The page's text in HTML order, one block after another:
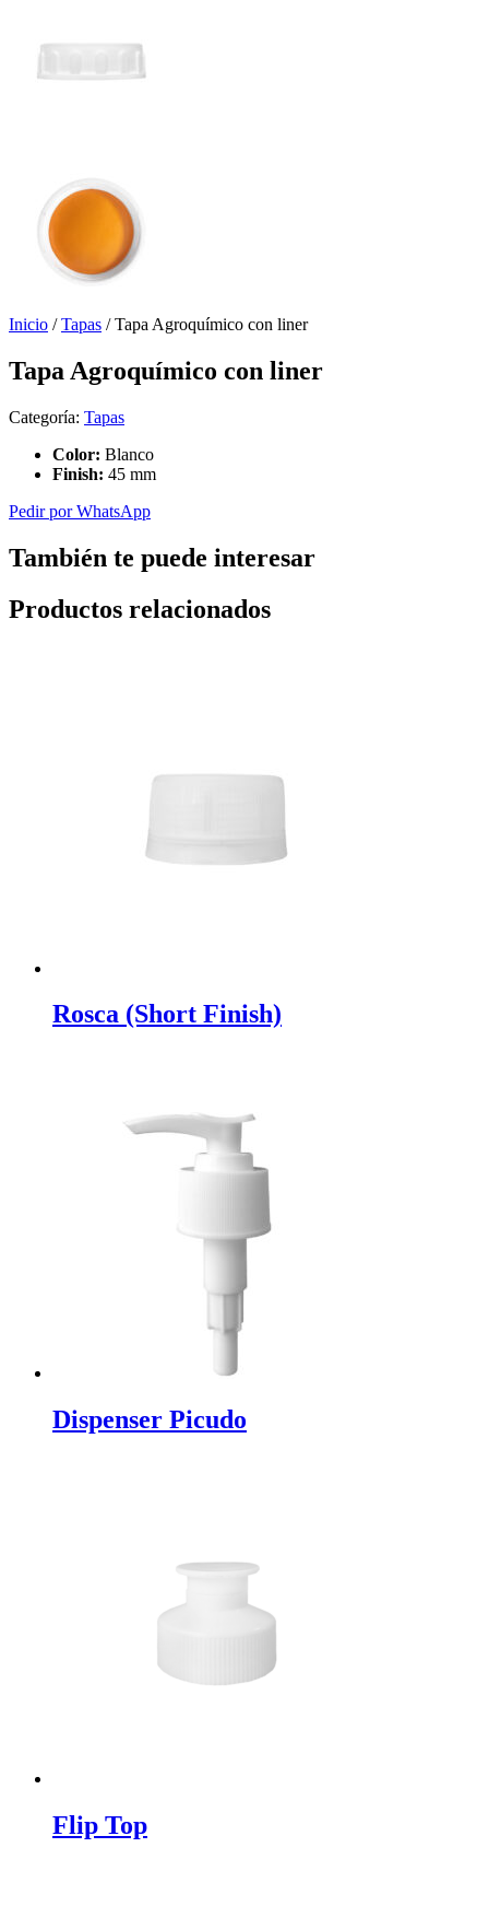
Inicio /Tapas / Tapa Agroquímico con liner
Tapa Agroquímico con liner
Categoría: Tapas
Color: Blanco
Finish: 45 mm
Pedir por WhatsApp
También te puede interesar
Productos relacionados
Rosca (Short Finish)
Dispenser Picudo
Flip Top